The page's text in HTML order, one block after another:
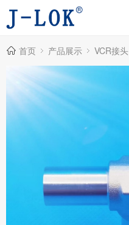
首页 产品展示 VCR接头